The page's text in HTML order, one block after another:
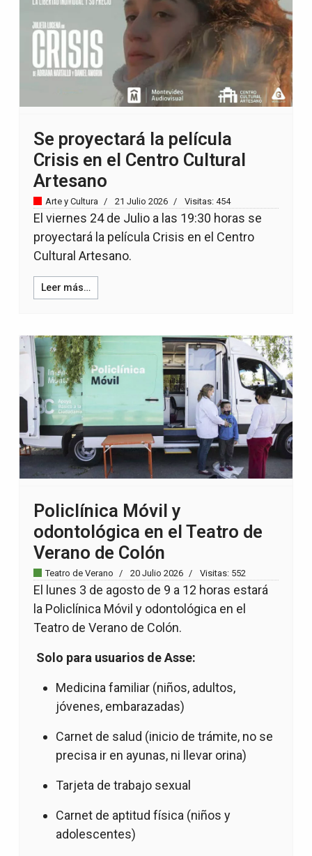
Se proyectará la película
Crisis en el Centro Cultural
Artesano
Arte y Cultura 21 Julio 2026 Visitas: 454
El viernes 24 de Julio a las 19:30 horas se
proyectará la película Crisis en el Centro
Cultural Artesano.
Leer más…
Policlínica Móvil y
odontológica en el Teatro de
Verano de Colón
Teatro de Verano 20 Julio 2026 Visitas: 552
El lunes 3 de agosto de 9 a 12 horas estará
la Policlínica Móvil y odontológica en el
Teatro de Verano de Colón.
Solo para usuarios de Asse:
Medicina familiar (niños, adultos,
jóvenes, embarazadas)
Carnet de salud (inicio de trámite, no se
precisa ir en ayunas, ni llevar orina)
Tarjeta de trabajo sexual
Carnet de aptitud física (niños y
adolescentes)